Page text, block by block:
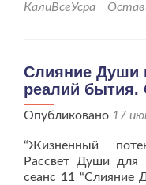
КалиВсеУсра
Слияние Души
реалий бытия.
Опубликовано 17
“Жизненный
Рассвет Души
сеанс 11 “Слияние